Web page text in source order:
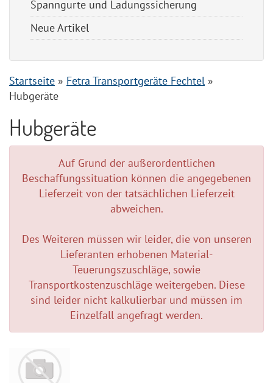
Spanngurte und Ladungssicherung
Neue Artikel
Startseite » Fetra Transportgeräte Fechtel »
Hubgeräte
Hubgeräte
Auf Grund der außerordentlichen
Beschaffungssituation können die angegebenen
Lieferzeit von der tatsächlichen Lieferzeit
abweichen.
Des Weiteren müssen wir leider, die von unseren
Lieferanten erhobenen Material-
Teuerungszuschläge, sowie
Transportkostenzuschläge weitergeben. Diese
sind leider nicht kalkulierbar und müssen im
Einzelfall angefragt werden.